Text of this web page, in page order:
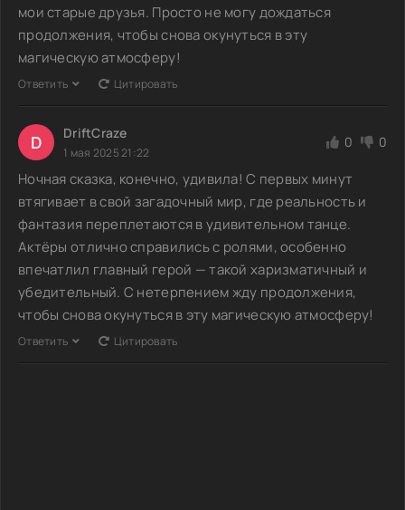
мои старые друзья. Просто не могу дождаться
продолжения, чтобы снова окунуться в эту
магическую атмосферу!
Ответить Цитировать
D DriftCraze
1 мая 2025 21:22
0 0
Ночная сказка, конечно, удивила! С первых минут
втягивает в свой загадочный мир, где реальность и
фантазия переплетаются в удивительном танце.
Актёры отлично справились с ролями, особенно
впечатлил главный герой — такой харизматичный и
убедительный. С нетерпением жду продолжения,
чтобы снова окунуться в эту магическую атмосферу!
Ответить Цитировать